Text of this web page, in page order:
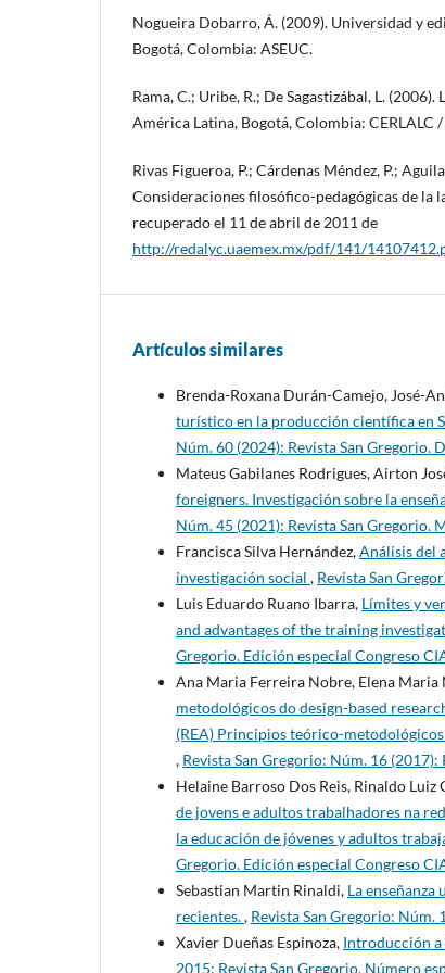
Nogueira Dobarro, Á. (2009). Universidad y
Bogotá, Colombia: ASEUC.
Rama, C.; Uribe, R.; De Sagastizábal, L.
América Latina, Bogotá, Colombia: CERLALC /
Rivas Figueroa, P.; Cárdenas Méndez, P.;
Consideraciones filosófico-pedagógicas de
recuperado el 11 de abril de 2011 de
http://redalyc.uaemex.mx/pdf/141/
Artículos similares
Brenda-Roxana Durán-Camejo, José-
turístico en la producción científica en
Núm. 60 (2024): Revista San Gregorio.
Mateus Gabilanes Rodrigues, Airton
foreigners. Investigación sobre la
Núm. 45 (2021): Revista San Gregorio.
Francisca Silva Hernández,Análisis del
investigación social , Revista San
Luis Eduardo Ruano Ibarra, Límites y
and advantages of the training
Gregorio. Edición especial Congreso
Ana Maria Ferreira Nobre, Elena
metodológicos do design-based
(REA) Principios teórico-
, Revista San Gregorio: Núm. 16
Helaine Barroso Dos Reis, Rinaldo Luiz
de jovens e adultos trabalhadores na
la educación de jóvenes y adultos
Gregorio. Edición especial Congreso
Sebastian Martin Rinaldi, La
recientes., Revista San Gregorio: Núm.
Xavier Dueñas Espinoza, Introducción a
2015: Revista San Gregorio. Número